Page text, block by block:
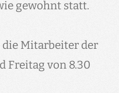
gewohnt statt.
die Mitarbeiter der
Freitag von 8.30